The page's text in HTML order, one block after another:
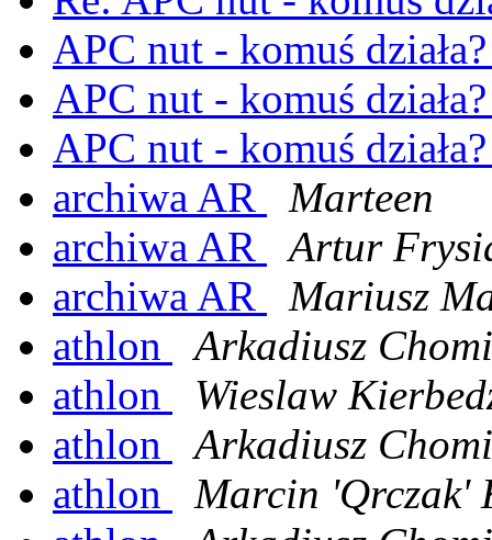
APC nut - komuś
APC nut - komuś
APC nut - komuś
archiwa AR
Marteen
archiwa AR
Artur
archiwa AR
Mariusz
athlon
Arkadiusz
athlon
Wieslaw
athlon
Arkadiusz
athlon
Marcin 'Qrczak'